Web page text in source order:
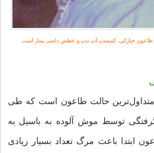
طاعون خیارکی، کم‌شدن آب بدن و عطش دایمی بیمار است
حالت طاعون است که طی
توسط موش آلوده به باسیل به
ابتدا باعث مرگ تعداد بسیار زیادی